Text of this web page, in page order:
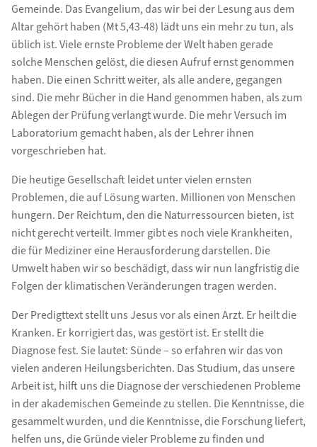
Gemeinde. Das Evangelium, das wir bei der Lesung aus dem
Altar gehört haben (Mt 5,43-48) lädt uns ein mehr zu tun, als
üblich ist. Viele ernste Probleme der Welt haben gerade
solche Menschen gelöst, die diesen Aufruf ernst genommen
haben. Die einen Schritt weiter, als alle andere, gegangen
sind. Die mehr Bücher in die Hand genommen haben, als zum
Ablegen der Prüfung verlangt wurde. Die mehr Versuch im
Laboratorium gemacht haben, als der Lehrer ihnen
vorgeschrieben hat.
Die heutige Gesellschaft leidet unter vielen ernsten
Problemen, die auf Lösung warten. Millionen von Menschen
hungern. Der Reichtum, den die Naturressourcen bieten, ist
nicht gerecht verteilt. Immer gibt es noch viele Krankheiten,
die für Mediziner eine Herausforderung darstellen. Die
Umwelt haben wir so beschädigt, dass wir nun langfristig die
Folgen der klimatischen Veränderungen tragen werden.
Der Predigttext stellt uns Jesus vor als einen Arzt. Er heilt die
Kranken. Er korrigiert das, was gestört ist. Er stellt die
Diagnose fest. Sie lautet: Sünde – so erfahren wir das von
vielen anderen Heilungsberichten. Das Studium, das unsere
Arbeit ist, hilft uns die Diagnose der verschiedenen Probleme
in der akademischen Gemeinde zu stellen. Die Kenntnisse, die
gesammelt wurden, und die Kenntnisse, die Forschung liefert,
helfen uns, die Gründe vieler Probleme zu finden und